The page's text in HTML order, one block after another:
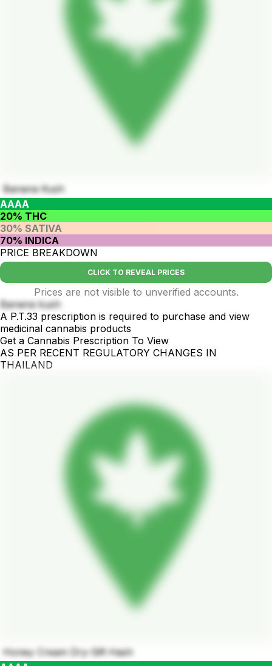
Banana Kush
AAAA
20% THC
30% SATIVA
70% INDICA
PRICE BREAKDOWN
CLICK TO REVEAL PRICES
Prices are not visible to unverified accounts.
Banana kush
A P.T.33 prescription is required to purchase and view
medicinal cannabis products
Get a Cannabis Prescription To View
AS PER RECENT REGULATORY CHANGES IN
THAILAND
Honey Cream Dry-Sift Hash